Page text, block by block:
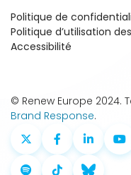
Politique de
Politique d’utilisation
Accessibilité
© Renew Europe 2024.
Brand Response.